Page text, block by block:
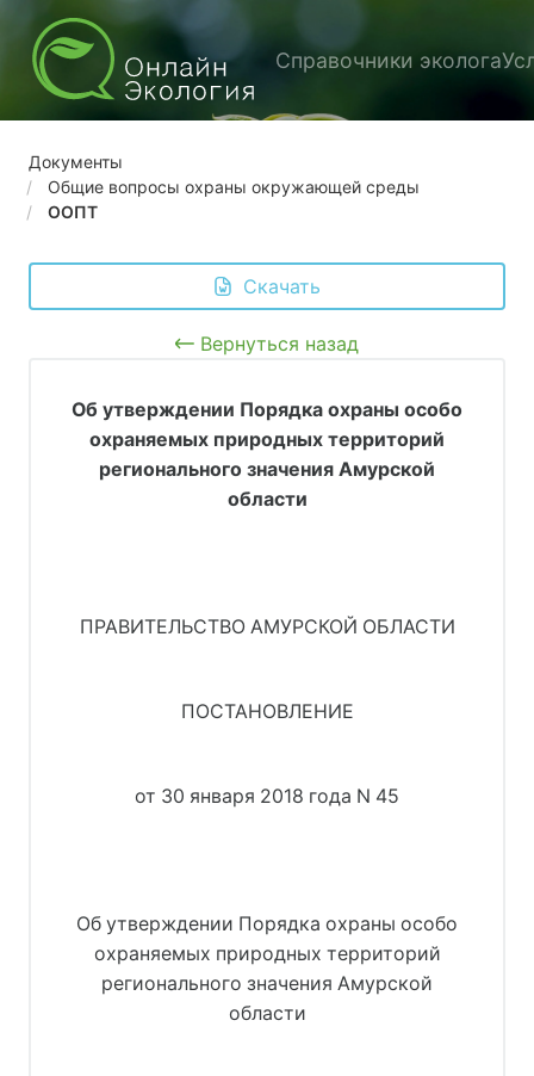
Справочники эколога
Документы
Общие вопросы охраны окружающей среды
ООПТ
Скачать
Вернуться назад
Об утверждении Порядка охраны особо
охраняемых природных территорий
регионального значения Амурской
области
ПРАВИТЕЛЬСТВО АМУРСКОЙ ОБЛАСТИ
ПОСТАНОВЛЕНИЕ
от 30 января 2018 года N 45
Об утверждении Порядка охраны особо
охраняемых природных территорий
регионального значения Амурской
области